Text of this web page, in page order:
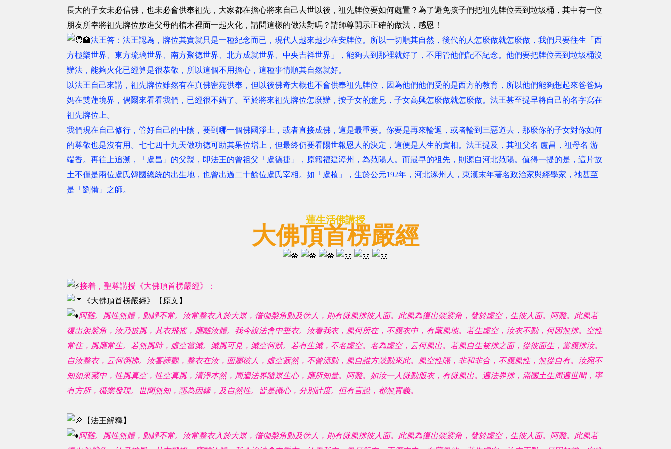
長大的子女未必信佛，也未必會供奉祖先，大家都在擔心將來自己去世以後，祖先牌位要如何處置？為了避免孩子們把祖先牌位丟到垃圾桶，其中有一位
朋友所幸將祖先牌位放進父母的棺木裡面一起火化，請問這樣的做法對嗎？請師尊開示正確的做法，感恩！
法王答：法王認為，牌位其實就只是一種紀念而已，現代人越來越少在安牌位。所以一切順其自然，後代的人怎麼做就怎麼做，我們只要往生「西
方極樂世界、東方琉璃世界、南方聚德世界、北方成就世界、中央吉祥世界」，能夠去到那裡就好了，不用管他們記不紀念。他們要把牌位丟到垃圾桶沒
辦法，能夠火化已經算是很恭敬，所以這個不用擔心，這種事情順其自然就好。
以法王自己來講，祖先牌位雖然有在真佛密苑供奉，但以後佛奇大概也不會供奉祖先牌位，因為他們他們受的是西方的教育，所以他們能夠想起來爸爸媽
媽在雙蓮境界，偶爾來看看我們，已經很不錯了。至於將來祖先牌位怎麼辦，按子女的意見，子女高興怎麼做就怎麼做。法王甚至提早將自己的名字寫在
祖先牌位上。
我們現在自己修行，管好自己的中陰，要到哪一個佛國淨土，或者直接成佛，這是最重要。你要是再來輪迴，或者輪到三惡道去，那麼你的子女對你如何
的尊敬也是沒有用。七七四十九天做功德可助其果位增上，但最終仍要看陽世報恩人的決定，這便是人生的實相。法王提及，其祖父名 盧昌，祖母名 游
端香。再往上追溯，「盧昌」的父親，即法王的曾祖父「盧德捷」，原籍福建漳州，為范陽人。而最早的祖先，則源自河北范陽。值得一提的是，這片故
土不僅是兩位盧氏韓國總統的出生地，也曾出過二十餘位盧氏宰相。如「盧植」，生於公元192年，河北涿州人，東漢末年著名政治家與經學家，祂甚至
是「劉備」之師。
蓮生活佛講授
大佛頂首楞嚴經
接着，聖尊講授《大佛頂首楞嚴經》：
《大佛頂首楞嚴經》【原文】
阿難。風性無體，動靜不常。汝常整衣入於大眾，僧伽梨角動及傍人，則有微風拂彼人面。此風為復出袈裟角，發於虛空，生彼人面。阿難。此風若
復出袈裟角，汝乃披風，其衣飛搖，應離汝體。我今說法會中垂衣。汝看我衣，風何所在，不應衣中，有藏風地。若生虛空，汝衣不動，何因無拂。空性
常住，風應常生。若無風時，虛空當滅。滅風可見，滅空何狀。若有生滅，不名虛空。名為虛空，云何風出。若風自生被拂之面，從彼面生，當應拂汝。
自汝整衣，云何倒拂。汝審諦觀，整衣在汝，面屬彼人，虛空寂然，不曾流動，風自誰方鼓動來此。風空性隔，非和非合，不應風性，無從自有。汝宛不
知如來藏中，性風真空，性空真風，清淨本然，周遍法界隨眾生心，應所知量。阿難。如汝一人微動服衣，有微風出。遍法界拂，滿國土生周遍世間，寧
有方所，循業發現。世間無知，惑為因緣，及自然性。皆是識心，分別計度。但有言說，都無實義。
【法王解釋】
阿難。風性無體，動靜不常。汝常整衣入於大眾，僧伽梨角動及傍人，則有微風拂彼人面。此風為復出袈裟角，發於虛空，生彼人面。阿難。此風若